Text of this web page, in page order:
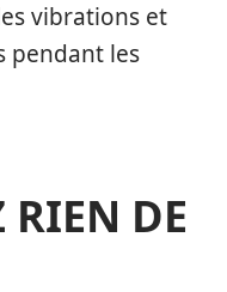
vibrations et
pendant les
DE